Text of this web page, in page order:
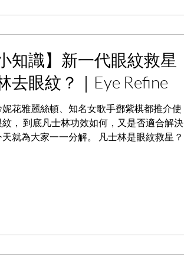
知識】新一代眼紋救星
去眼紋？｜Eye Refine
花雅麗絲頓、知名女歌手鄧紫棋都推介使
， 到底凡士林功效如何，又是否適合解決
就為大家一一分解。 凡士林是眼紋救星？